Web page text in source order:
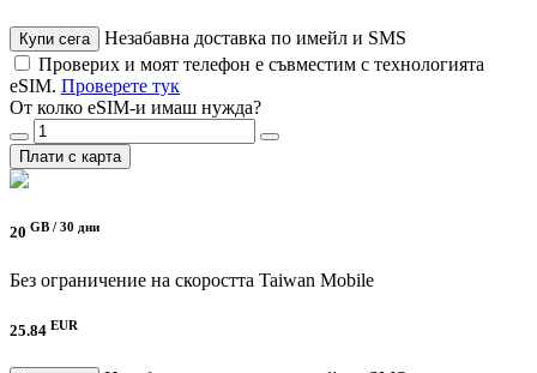
Купи сега
Незабавна доставка по имейл и SMS
Проверих и моят телефон е съвместим с технологията
eSIM. Проверете тук
От колко eSIM-и имаш нужда?
Плати с карта
20 GB / 30 дни
Без ограничение на скоростта Taiwan Mobile
25.84 EUR